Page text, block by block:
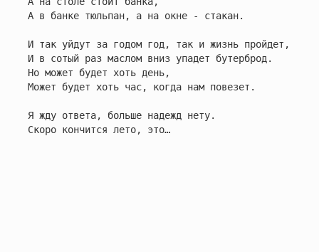
А в банке тюльпан, а на окне - стакан.
И так уйдут за годом год, так и жизнь пройдет,
И в сотый раз маслом вниз упадет бутерброд.
Но может будет хоть день,
Может будет хоть час, когда нам повезет.
Я жду ответа, больше надежд нету.
Скоро кончится лето, это…